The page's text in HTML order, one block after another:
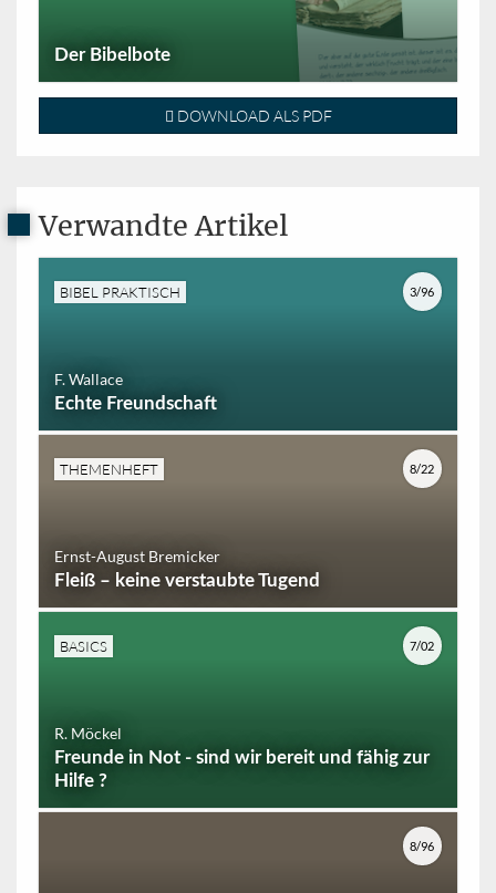
Der Bibelbote
DOWNLOAD ALS PDF
Verwandte Artikel
BIBEL PRAKTISCH
F. Wallace
Echte Freundschaft
3/96
THEMENHEFT
Ernst-August Bremicker
Fleiß – keine verstaubte Tugend
8/22
BASICS
R. Möckel
Freunde in Not - sind wir bereit und fähig zur
Hilfe ?
7/02
8/96